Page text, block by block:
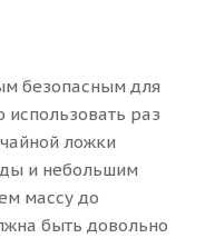
безопасным для
использовать раз
ложки
и небольшим
массу до
быть довольно